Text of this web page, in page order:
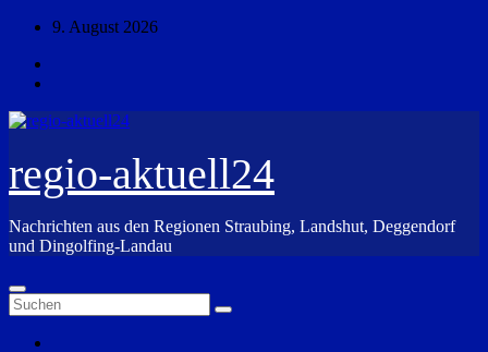
Zum
springen
9. August 2026
regio-aktuell24
Nachrichten aus den Regionen Straubing, Landshut, Deggendorf
und Dingolfing-Landau